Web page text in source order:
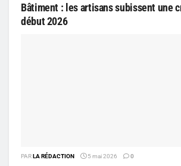
Bâtiment : les artisans subissent une
début 2026
PARLA RÉDACTION 5 mai 2026 0